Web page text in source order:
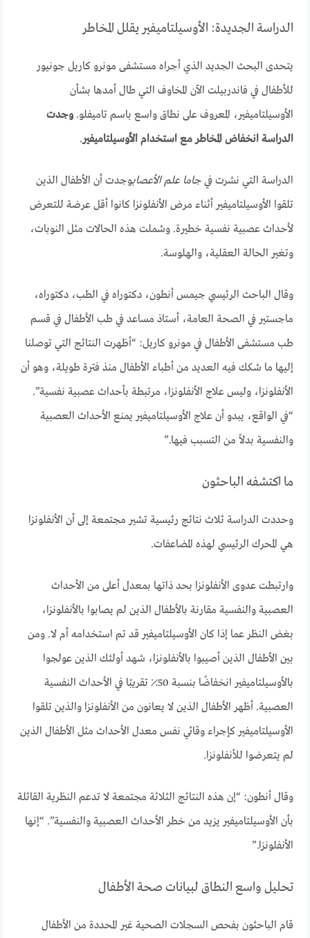
الدراسة الجديدة: الأوسيلتاميفير يقلل المخاطر
يتحدى البحث الجديد الذي أجراه مستشفى مونرو كاريل جونيور
للأطفال في فاندربيلت الآن المخاوف التي طال أمدها بشأن
الأوسيلتاميفير، المعروف على نطاق واسع باسم تاميفلو.وجدت
الدراسة انخفاض المخاطر مع استخدام الأوسيلتاميفير.
الدراسة التي نشرت فيجاما علم الأعصابوجدت أن الأطفال الذين
تلقوا الأوسيلتاميفير أثناء مرض الأنفلونزا كانوا أقل عرضة للتعرض
لأحداث عصبية نفسية خطيرة. وشملت هذه الحالات مثل النوبات،
وتغير الحالة العقلية، والهلوسة.
وقال الباحث الرئيسي جيمس أنطون، دكتوراه في الطب، دكتوراه،
ماجستير في الصحة العامة، أستاذ مساعد في طب الأطفال في قسم
طب مستشفى الأطفال في مونرو كاريل: “أظهرت النتائج التي توصلنا
إليها ما شكك فيه العديد من أطباء الأطفال منذ فترة طويلة، وهو أن
الأنفلونزا، وليس علاج الأنفلونزا، مرتبطة بأحداث عصبية نفسية”.
“في الواقع، يبدو أن علاج الأوسيلتاميفير يمنع الأحداث العصبية
والنفسية بدلاً من التسبب فيها.”
ما اكتشفه الباحثون
وحددت الدراسة ثلاث نتائج رئيسية تشير مجتمعة إلى أن الأنفلونزا
هي المحرك الرئيسي لهذه المضاعفات.
وارتبطت عدوى الأنفلونزا بحد ذاتها بمعدل أعلى من الأحداث
العصبية والنفسية مقارنة بالأطفال الذين لم يصابوا بالأنفلونزا،
بغض النظر عما إذا كان الأوسيلتاميفير قد تم استخدامه أم لا. ومن
بين الأطفال الذين أصيبوا بالأنفلونزا، شهد أولئك الذين عولجوا
بالأوسيلتاميفير انخفاضًا بنسبة 50٪ تقريبًا في الأحداث النفسية
العصبية. أظهر الأطفال الذين لا يعانون من الأنفلونزا والذين تلقوا
الأوسيلتاميفير كإجراء وقائي نفس معدل الأحداث مثل الأطفال الذين
لم يتعرضوا للأنفلونزا.
وقال أنطون: “إن هذه النتائج الثلاثة مجتمعة لا تدعم النظرية القائلة
بأن الأوسيلتاميفير يزيد من خطر الأحداث العصبية والنفسية”. “إنها
الأنفلونزا.”
تحليل واسع النطاق لبيانات صحة الأطفال
قام الباحثون بفحص السجلات الصحية غير المحددة من الأطفال